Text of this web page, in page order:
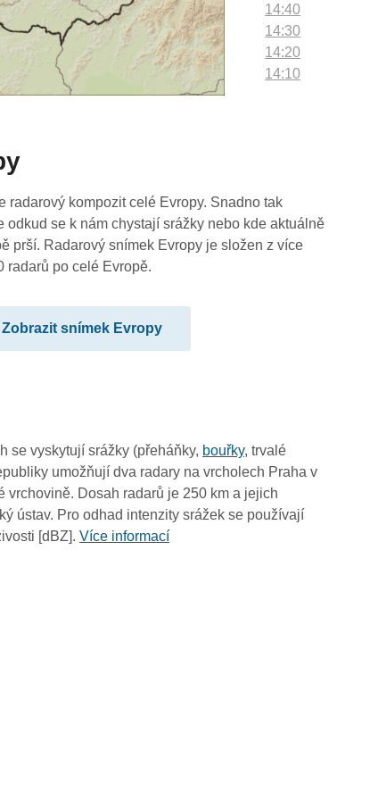
14:40
14:30
14:20
14:10
13:10
13:00
12:50
11:10
11:00
10:50
10:40
radarový kompozit celé Evropy. Snadno tak
odkud se k nám chystají srážky nebo kde aktuálně
prší. Radarový snímek Evropy je složen z více
radarů po celé Evropě.
Zobrazit snímek Evropy
se vyskytují srážky (přeháňky, bouřky, trvalé
umožňují dva radary na vrcholech Praha v
vrchovině. Dosah radarů je 250 km a jejich
ústav. Pro odhad intenzity srážek se používají
[dBZ].Více informací